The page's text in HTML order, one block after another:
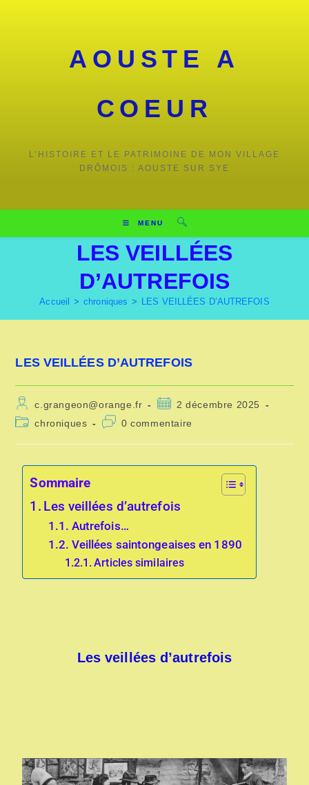
AOUSTE A
COEUR
L’HISTOIRE ET LE PATRIMOINE DE MON VILLAGE
DRÔMOIS : AOUSTE SUR SYE
MENU
LES VEILLÉES
D’AUTREFOIS
Accueil > chroniques > LES VEILLÉES D’AUTREFOIS
LES VEILLÉES D’AUTREFOIS
c.grangeon@orange.fr
2 décembre 2025
chroniques
0 commentaire
Sommaire
Les veillées d’autrefois
Autrefois…
Veillées saintongeaises en 1890
Articles similaires
Les veillées d’autrefois